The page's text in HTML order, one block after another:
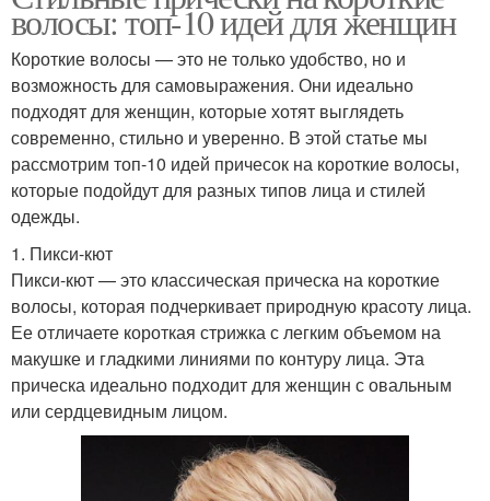
волосы: топ-10 идей для женщин
Короткие волосы — это не только удобство, но и
возможность для самовыражения. Они идеально
подходят для женщин, которые хотят выглядеть
современно, стильно и уверенно. В этой статье мы
рассмотрим топ-10 идей причесок на короткие волосы,
которые подойдут для разных типов лица и стилей
одежды.
1. Пикси-кют
Пикси-кют — это классическая прическа на короткие
волосы, которая подчеркивает природную красоту лица.
Ее отличаете короткая стрижка с легким объемом на
макушке и гладкими линиями по контуру лица. Эта
прическа идеально подходит для женщин с овальным
или сердцевидным лицом.